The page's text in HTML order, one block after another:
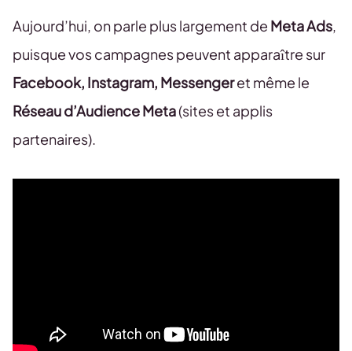
Aujourd’hui, on parle plus largement de Meta Ads,
puisque vos campagnes peuvent apparaître sur
Facebook, Instagram, Messengeret même le
Réseau d’Audience Meta(sites et applis
partenaires).